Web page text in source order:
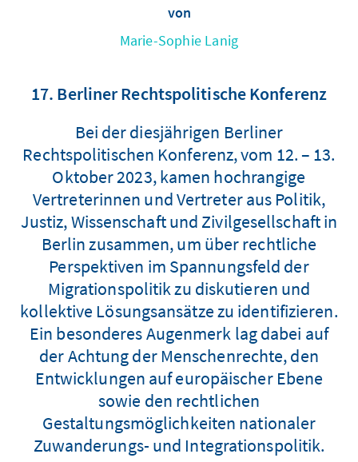
von
Marie-Sophie Lanig
17. Berliner Rechtspolitische Konferenz
Bei der diesjährigen Berliner
Rechtspolitischen Konferenz, vom 12. – 13.
Oktober 2023, kamen hochrangige
Vertreterinnen und Vertreter aus Politik,
Justiz, Wissenschaft und Zivilgesellschaft in
Berlin zusammen, um über rechtliche
Perspektiven im Spannungsfeld der
Migrationspolitik zu diskutieren und
kollektive Lösungsansätze zu identifizieren.
Ein besonderes Augenmerk lag dabei auf
der Achtung der Menschenrechte, den
Entwicklungen auf europäischer Ebene
sowie den rechtlichen
Gestaltungsmöglichkeiten nationaler
Zuwanderungs- und Integrationspolitik.